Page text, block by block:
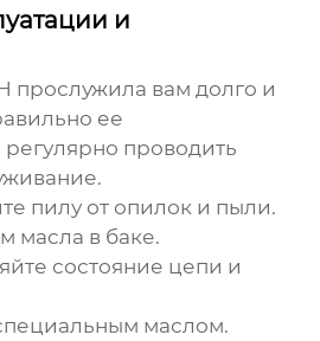
и
прослужила вам долго и
ее
регулярно проводить
пилу от опилок и пыли.
масла в баке.
состояние цепи и
маслом.